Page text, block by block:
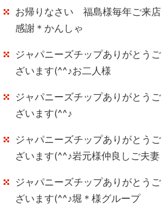
お帰りなさい 福島様毎年ご来店
感謝＊かんしゃ
ジャパニーズチップありがとうご
ざいます(^^♪お二人様
ジャパニーズチップありがとうご
ざいます(^^♪
ジャパニーズチップありがとうご
ざいます(^^♪岩元様仲良しご夫妻
ジャパニーズチップありがとうご
ざいます(^^♪堀＊様グループ